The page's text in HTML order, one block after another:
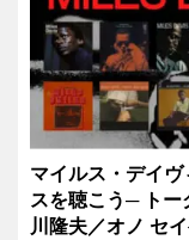
マイルス・デイ
スを聴こう─ トー
川隆夫／オノ セ